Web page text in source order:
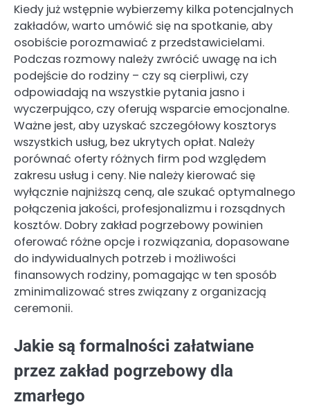
Kiedy już wstępnie wybierzemy kilka potencjalnych
zakładów, warto umówić się na spotkanie, aby
osobiście porozmawiać z przedstawicielami.
Podczas rozmowy należy zwrócić uwagę na ich
podejście do rodziny – czy są cierpliwi, czy
odpowiadają na wszystkie pytania jasno i
wyczerpująco, czy oferują wsparcie emocjonalne.
Ważne jest, aby uzyskać szczegółowy kosztorys
wszystkich usług, bez ukrytych opłat. Należy
porównać oferty różnych firm pod względem
zakresu usług i ceny. Nie należy kierować się
wyłącznie najniższą ceną, ale szukać optymalnego
połączenia jakości, profesjonalizmu i rozsądnych
kosztów. Dobry zakład pogrzebowy powinien
oferować różne opcje i rozwiązania, dopasowane
do indywidualnych potrzeb i możliwości
finansowych rodziny, pomagając w ten sposób
zminimalizować stres związany z organizacją
ceremonii.
Jakie są formalności załatwiane
przez zakład pogrzebowy dla
zmarłego